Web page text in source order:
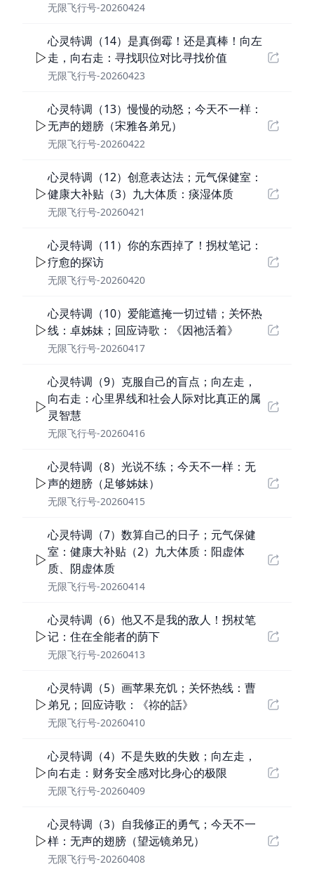
无限飞行号-20260424
心灵特调（14）是真倒霉！还是真棒！向左
走，向右走：寻找职位对比寻找价值
无限飞行号-20260423
心灵特调（13）慢慢的动怒；今天不一样：
无声的翅膀（宋雅各弟兄）
无限飞行号-20260422
心灵特调（12）创意表达法；元气保健室：
健康大补贴（3）九大体质：痰湿体质
无限飞行号-20260421
心灵特调（11）你的东西掉了！拐杖笔记：
疗愈的探访
无限飞行号-20260420
心灵特调（10）爱能遮掩一切过错；关怀热
线：卓姊妹；回应诗歌：《因祂活着》
无限飞行号-20260417
心灵特调（9）克服自己的盲点；向左走，
向右走：心里界线和社会人际对比真正的属
灵智慧
无限飞行号-20260416
心灵特调（8）光说不练；今天不一样：无
声的翅膀（足够姊妹）
无限飞行号-20260415
心灵特调（7）数算自己的日子；元气保健
室：健康大补贴（2）九大体质：阳虚体
质、阴虚体质
无限飞行号-20260414
心灵特调（6）他又不是我的敌人！拐杖笔
记：住在全能者的荫下
无限飞行号-20260413
心灵特调（5）画苹果充饥；关怀热线：曹
弟兄；回应诗歌：《祢的話》
无限飞行号-20260410
心灵特调（4）不是失败的失败；向左走，
向右走：财务安全感对比身心的极限
无限飞行号-20260409
心灵特调（3）自我修正的勇气；今天不一
样：无声的翅膀（望远镜弟兄）
无限飞行号-20260408